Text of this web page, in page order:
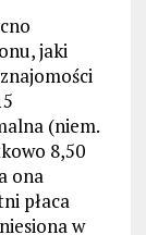
jaki
(niem.
8,50
ona
płaca
w